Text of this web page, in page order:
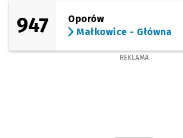
947
Oporów
Małkowice - Główna
REKLAMA